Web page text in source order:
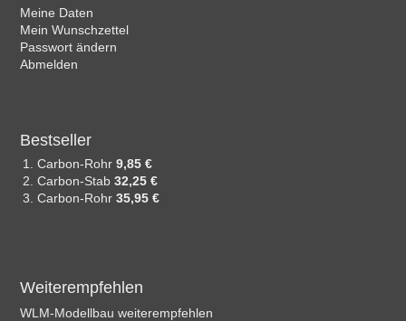
Meine Daten
Mein Wunschzettel
Passwort ändern
Abmelden
Bestseller
Carbon-Rohr9,85 €
Carbon-Stab32,25 €
Carbon-Rohr35,95 €
Weiterempfehlen
WLM-Modellbau weiterempfehlen